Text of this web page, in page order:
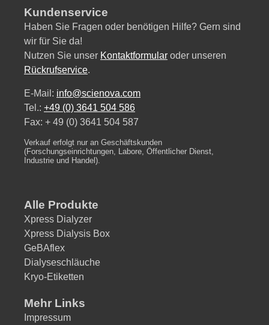
Kundenservice
Haben Sie Fragen oder benötigen Hilfe? Gern sind
wir für Sie da!
Nutzen Sie unser Kontaktformular oder unseren
Rückrufservice.
E-Mail: info@scienova.com
Tel.: +49 (0) 3641 504 586
Fax: + 49 (0) 3641 504 587
Verkauf erfolgt nur an Geschäftskunden
(Forschungseinrichtungen, Labore, Öffentlicher Dienst,
Industrie und Handel).
Alle Produkte
Xpress Dialyzer
Xpress Dialysis Box
GeBAflex
Dialyseschläuche
Kryo-Etiketten
Mehr Links
Impressum